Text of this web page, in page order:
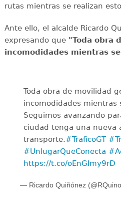
rutas mientras se realizan
Ante ello, el alcalde Ricardo
expresando que"Toda obra
incomodidades mientras
Toda obra de movilidad
incomodidades mientras
Seguimos avanzando
ciudad tenga una nueva
transporte.#TraficoGT
#UnlugarQueConecta
https://t.co/oEnGImy9rD
— Ricardo Quiñónez